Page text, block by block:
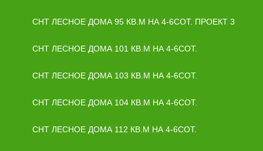
СНТ ЛЕСНОЕ ДОМА 95 КВ.М НА 4-6СОТ. ПРОЕКТ 3
СНТ ЛЕСНОЕ ДОМА 101 КВ.М НА 4-6СОТ.
СНТ ЛЕСНОЕ ДОМА 103 КВ.М НА 4-6СОТ.
СНТ ЛЕСНОЕ ДОМА 104 КВ.М НА 4-6СОТ.
СНТ ЛЕСНОЕ ДОМА 112 КВ.М НА 4-6СОТ.